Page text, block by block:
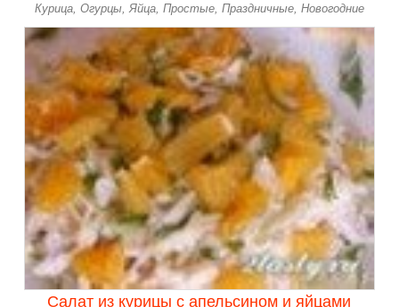
Курица, Огурцы, Яйца, Простые, Праздничные, Новогодние
Салат из курицы с апельсином и яйцами